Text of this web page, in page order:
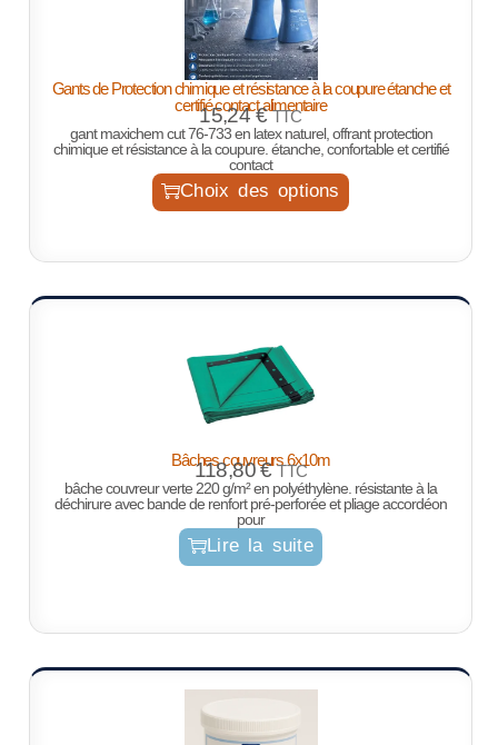
Gants de Protection chimique et résistance à la coupure étanche et
certifié contact alimentaire
15,24€ TTC
gant maxichem cut 76-733 en latex naturel, offrant protection
chimique et résistance à la coupure. étanche, confortable et certifié
contact
Choix des options
Bâches couvreurs 6x10m
118,80€ TTC
bâche couvreur verte 220 g/m² en polyéthylène. résistante à la
déchirure avec bande de renfort pré-perforée et pliage accordéon
pour
Lire la suite